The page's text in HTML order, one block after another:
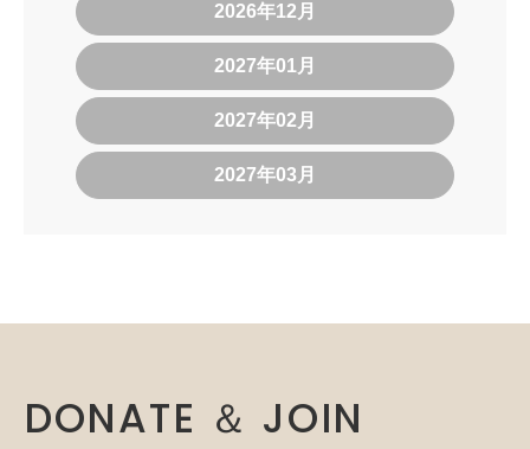
2026年12月
2027年01月
2027年02月
2027年03月
DONATE ＆ JOIN